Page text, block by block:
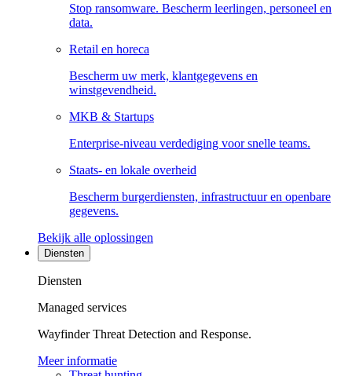
Stop ransomware. Bescherm leerlingen, personeel en
data.
Retail en horeca
Bescherm uw merk, klantgegevens en
winstgevendheid.
MKB & Startups
Enterprise-niveau verdediging voor snelle teams.
Staats- en lokale overheid
Bescherm burgerdiensten, infrastructuur en openbare
gegevens.
Bekijk alle oplossingen
Diensten
Diensten
Managed services
Wayfinder Threat Detection and Response.
Meer informatie